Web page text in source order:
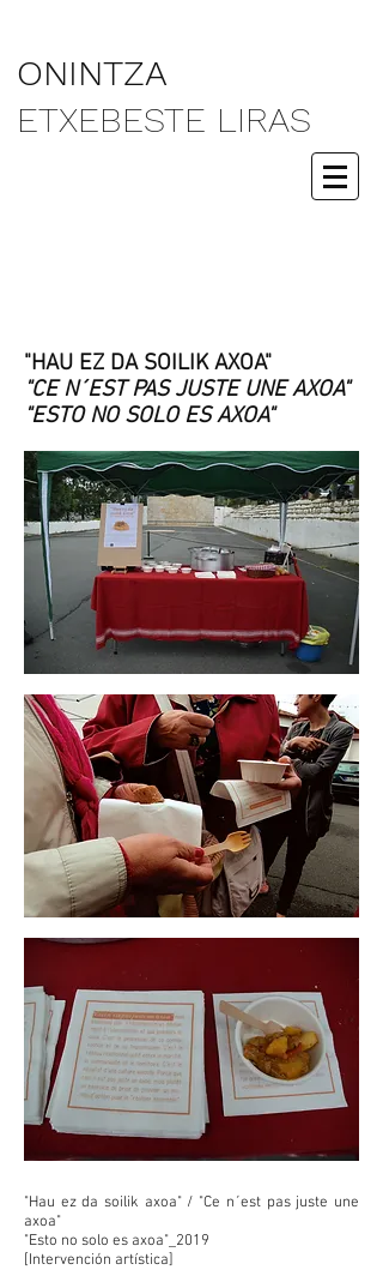
ONINTZA
ETXEBESTE LIRAS
"HAU EZ DA SOILIK AXOA"
"CE N´EST PAS JUSTE UNE AXOA"
"ESTO NO SOLO ES AXOA"
"Hau ez da soilik axoa" / "Ce n´est pas juste une
axoa"
"Esto no solo es axoa"_2019
[Intervención artística]